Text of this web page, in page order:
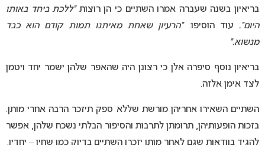
בריאיון בשנה שעברה אמרו השתיים כי הן רוצות“ללכת ביחד באותו
היום”. עוד הוסיפו:“הרעיון שאחת מאיתנו תמות קודם הוא כבד
מנשוא.”
בריאיון נוסף סיפרה אלן כי רצונן היה שהאפר שלהן ישמר יחד ויטמן
לצד אימן אלזה.
השתיים השאירו אחריהן מורשת שללא ספק תיזכר הרבה אחרי מותן.
בזכות הופעותיהן, תרומתן לתרבות והסיפור הבלתי נשכח שלהן, אפשר
להגיד בוודאות שגם לאחר מותן יזכרו השתיים בדיוק כמו שחיו – יחדיו.